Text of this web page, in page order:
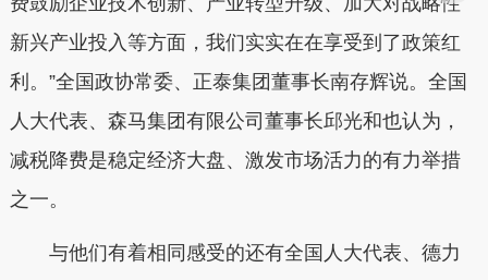
新兴产业投入等方面，我们实实在在享受到了政策红
利。”全国政协常委、正泰集团董事长南存辉说。全国
人大代表、森马集团有限公司董事长邱光和也认为，
减税降费是稳定经济大盘、激发市场活力的有力举措
之一。
与他们有着相同感受的还有全国人大代表、德力